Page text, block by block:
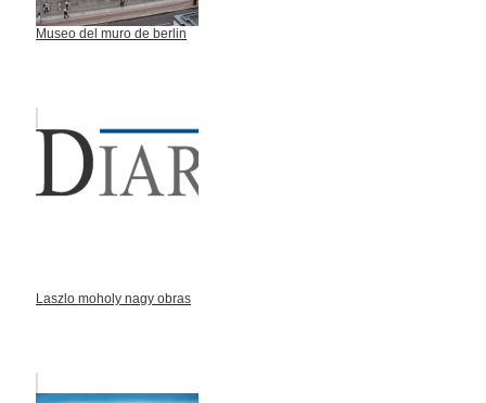
Museo del muro de berlin
Laszlo moholy nagy obras